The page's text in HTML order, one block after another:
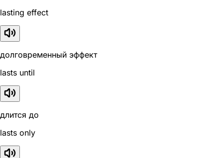
lasting effect
долговременный эффект
lasts until
длится до
lasts only